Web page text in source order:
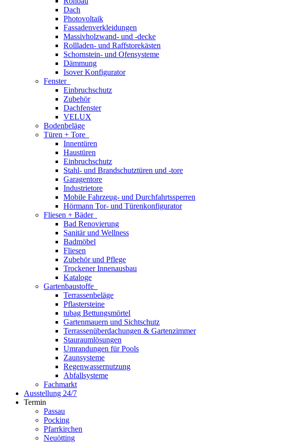
Dach
Photovoltaik
Fassadenverkleidungen
Massivholzwand- und -decke
Rollladen- und Raffstorekästen
Schornstein- und Ofensysteme
Dämmung
Isover Konfigurator
Fenster
Einbruchschutz
Zubehör
Dachfenster
VELUX
Bodenbeläge
Türen + Tore
Innentüren
Haustüren
Einbruchschutz
Stahl- und Brandschutztüren und -tore
Garagentore
Industrietore
Mobile Fahrzeug- und Durchfahrtssperren
Hörmann Tor- und Türenkonfigurator
Fliesen + Bäder
Bad Renovierung
Sanitär und Wellness
Badmöbel
Fliesen
Zubehör und Pflege
Trockener Innenausbau
Kataloge
Gartenbaustoffe
Terrassenbeläge
Pflastersteine
tubag Bettungsmörtel
Gartenmauern und Sichtschutz
Terrassenüberdachungen & Gartenzimmer
Stauraumlösungen
Umrandungen für Pools
Zaunsysteme
Regenwassernutzung
Abfallsysteme
Fachmarkt
Ausstellung 24/7
Termin
Passau
Pocking
Pfarrkirchen
Neuötting